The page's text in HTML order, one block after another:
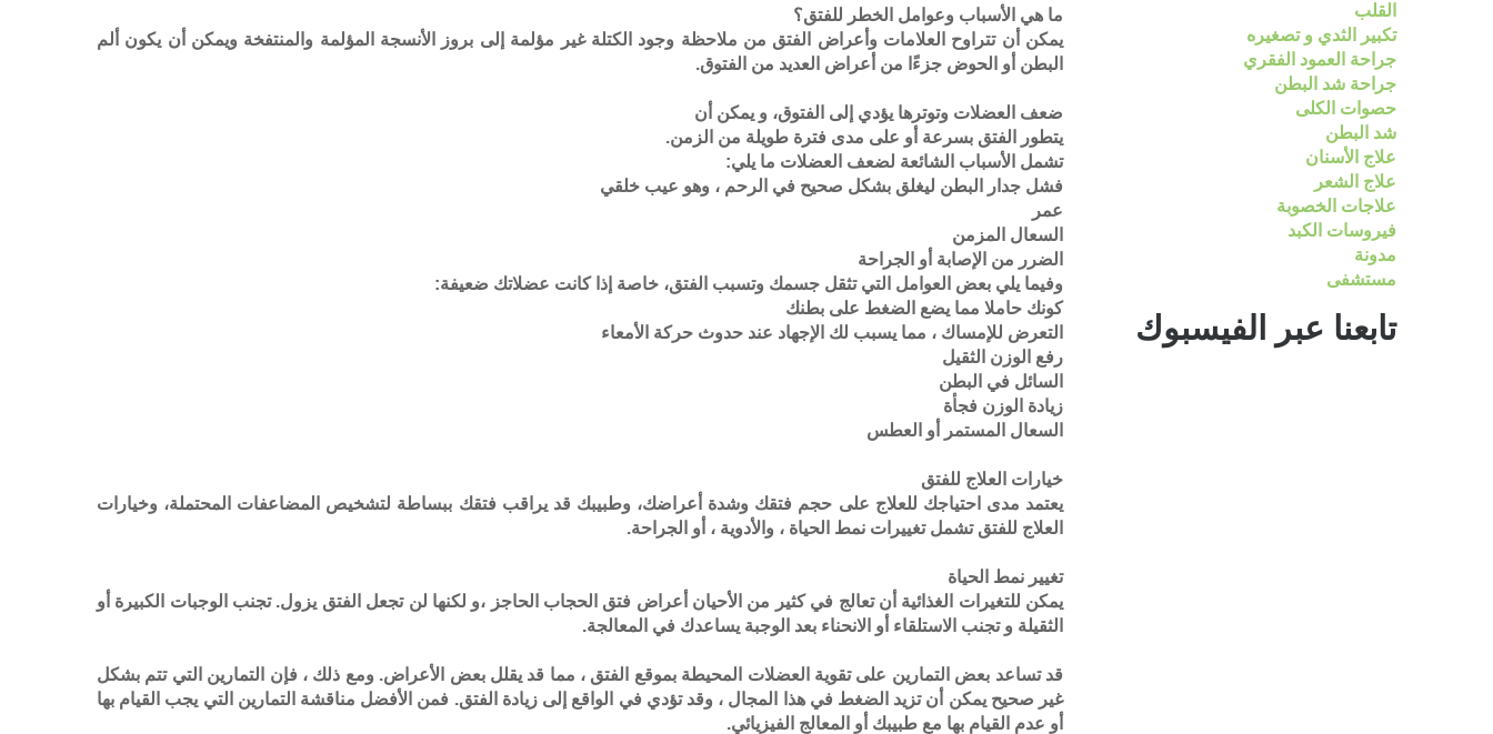
ما هي الأسباب وعوامل الخطر للفتق؟
يمكن أن تتراوح العلامات وأعراض الفتق من ملاحظة وجود الكتلة غير مؤلمة إلى بروز الأنسجة المؤلمة والمنتفخة ويمكن أن يكون ألم
البطن أو الحوض جزءًا من أعراض العديد من الفتوق.
ضعف العضلات وتوترها يؤدي إلى الفتوق، و يمكن أن
يتطور الفتق بسرعة أو على مدى فترة طويلة من الزمن.
تشمل الأسباب الشائعة لضعف العضلات ما يلي:
فشل جدار البطن ليغلق بشكل صحيح في الرحم ، وهو عيب خلقي
عمر
السعال المزمن
الضرر من الإصابة أو الجراحة
وفيما يلي بعض العوامل التي تثقل جسمك وتسبب الفتق، خاصة إذا كانت عضلاتك ضعيفة:
كونك حاملا مما يضع الضغط على بطنك
التعرض للإمساك ، مما يسبب لك الإجهاد عند حدوث حركة الأمعاء
رفع الوزن الثقيل
السائل في البطن
زيادة الوزن فجأة
السعال المستمر أو العطس
خيارات العلاج للفتق
يعتمد مدى احتياجك للعلاج على حجم فتقك وشدة أعراضك، وطبيبك قد يراقب فتقك ببساطة لتشخيص المضاعفات المحتملة، وخيارات
العلاج للفتق تشمل تغييرات نمط الحياة ، والأدوية ، أو الجراحة.
تغيير نمط الحياة
يمكن للتغيرات الغذائية أن تعالج في كثير من الأحيان أعراض فتق الحجاب الحاجز ،و لكنها لن تجعل الفتق يزول. تجنب الوجبات الكبيرة أو
الثقيلة و تجنب الاستلقاء أو الانحناء بعد الوجبة يساعدك في المعالجة.
قد تساعد بعض التمارين على تقوية العضلات المحيطة بموقع الفتق ، مما قد يقلل بعض الأعراض. ومع ذلك ، فإن التمارين التي تتم بشكل
غير صحيح يمكن أن تزيد الضغط في هذا المجال ، وقد تؤدي في الواقع إلى زيادة الفتق. فمن الأفضل مناقشة التمارين التي يجب القيام بها
أو عدم القيام بها مع طبيبك أو المعالج الفيزيائي.
القلب
تكبير الثدي و تصغيره
جراحة العمود الفقري
جراحة شد البطن
حصوات الكلى
شد البطن
علاج الأسنان
علاج الشعر
علاجات الخصوبة
فيروسات الكبد
مدونة
مستشفى
تابعنا عبر الفيسبوك